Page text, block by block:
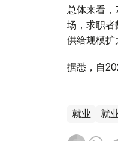
总体来看
场，求职者
供给规模扩
据悉，自
就业 就